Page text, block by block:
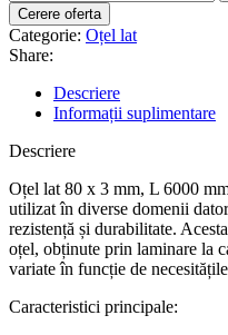
Cerere oferta
Categorie: Oțel lat
Share:
Descriere
Informații suplimentare
Descriere
Oțel lat 80 x 3 mm, L 6000
utilizat în diverse domenii
rezistență și durabilitate.
oțel, obținute prin laminare la
variate în funcție de
Caracteristici principale: